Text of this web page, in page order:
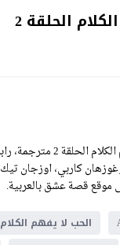
الحلقة 2
موقع قصة عشق بالعربية.
الحب لا يفهم الكلام